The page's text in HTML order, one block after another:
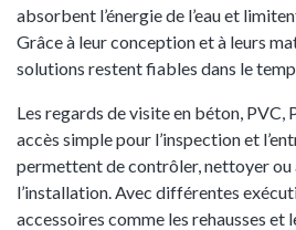
absorbent l’énergie de l’eau et
Grâce à leur conception et à leurs
solutions restent fiables dans le
Les regards de visite en béton, PVC,
accès simple pour l’inspection et
permettent de contrôler, nettoyer
l’installation. Avec différentes
accessoires comme les rehausses et